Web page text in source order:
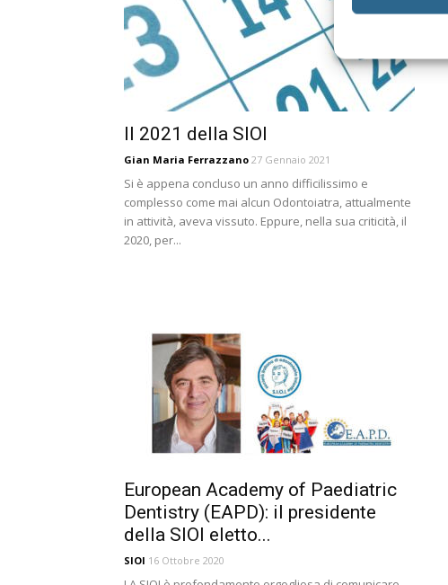
Il 2021 della SIOI
Gian Maria Ferrazzano 27 Gennaio 2021
Si è appena concluso un anno difficilissimo e
complesso come mai alcun Odontoiatra, attualmente
in attività, aveva vissuto. Eppure, nella sua criticità, il
2020, per...
European Academy of Paediatric
Dentistry (EAPD): il presidente
della SIOI eletto...
SIOI 16 Ottobre 2020